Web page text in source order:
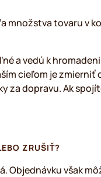
tovaru v
a vedú k
cieľom je zmierniť
za dopravu. Ak
ZRUŠIŤ?
Objednávku však